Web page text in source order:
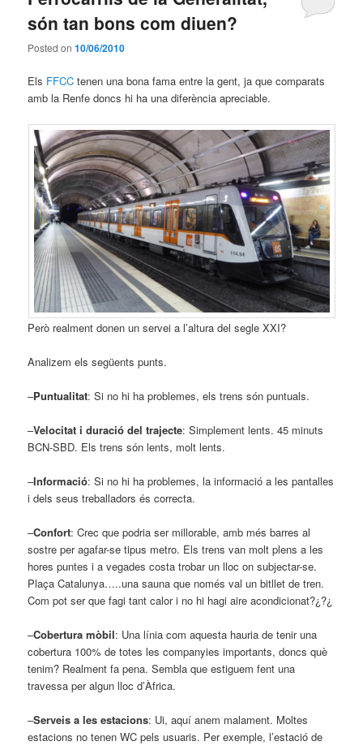
són tan bons com diuen?
Posted on10/06/2010
Els FFCCtenen una bona fama entre la gent, ja que comparats
amb la Renfe doncs hi ha una diferència apreciable.
Però realment donen un servei a l’altura del segle XXI?
Analizem els següents punts.
–Puntualitat: Si no hi ha problemes, els trens són puntuals.
–Velocitat i duració del trajecte: Simplement lents. 45 minuts
BCN-SBD. Els trens són lents, molt lents.
–Informació: Si no hi ha problemes, la informació a les pantalles
i dels seus treballadors és correcta.
–Confort: Crec que podria ser millorable, amb més barres al
sostre per agafar-se tipus metro. Els trens van molt plens a les
hores puntes i a vegades costa trobar un lloc on subjectar-se.
Plaça Catalunya…..una sauna que només val un bitllet de tren.
Com pot ser que fagi tant calor i no hi hagi aire acondicionat?¿?¿
–Cobertura mòbil: Una línia com aquesta hauria de tenir una
cobertura 100% de totes les companyies importants, doncs què
tenim? Realment fa pena. Sembla que estiguem fent una
travessa per algun lloc d’Àfrica.
–Serveis a les estacions: Ui, aquí anem malament. Moltes
estacions no tenen WC pels usuaris. Per exemple, l’estació de